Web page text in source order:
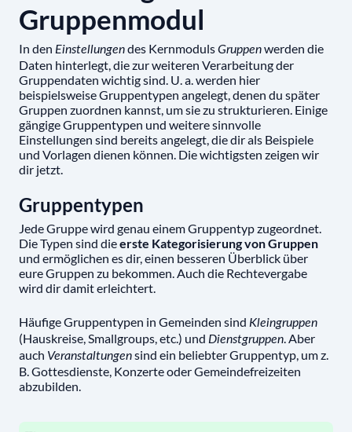
Gruppenmodul
In den Einstellungendes KernmodulsGruppenwerden die
Daten hinterlegt, die zur weiteren Verarbeitung der
Gruppendaten wichtig sind. U. a. werden hier
beispielsweise Gruppentypen angelegt, denen du später
Gruppen zuordnen kannst, um sie zu strukturieren. Einige
gängige Gruppentypen und weitere sinnvolle
Einstellungen sind bereits angelegt, die dir als Beispiele
und Vorlagen dienen können. Die wichtigsten zeigen wir
dir jetzt.
Gruppentypen
Jede Gruppe wird genau einem Gruppentyp zugeordnet.
Die Typen sind dieerste Kategorisierung von Gruppen
und ermöglichen es dir, einen besseren Überblick über
eure Gruppen zu bekommen. Auch die Rechtevergabe
wird dir damit erleichtert.
Häufige Gruppentypen in Gemeinden sind Kleingruppen
(Hauskreise, Smallgroups, etc.) und Dienstgruppen. Aber
auch Veranstaltungensind ein beliebter Gruppentyp, um z.
B. Gottesdienste, Konzerte oder Gemeindefreizeiten
abzubilden.